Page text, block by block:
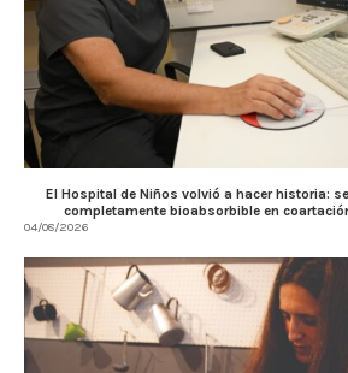
El Hospital de Niños volvió a hacer historia:
completamente bioabsorbible en
04/08/2026